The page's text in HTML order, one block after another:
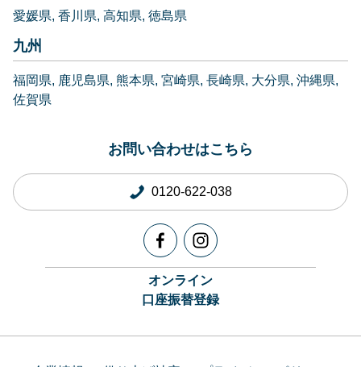
愛媛県 香川県 高知県 徳島県
九州
福岡県 鹿児島県 熊本県 宮崎県 長崎県 大分県 沖縄県
佐賀県
お問い合わせはこちら
0120-622-038
オンライン
口座振替登録